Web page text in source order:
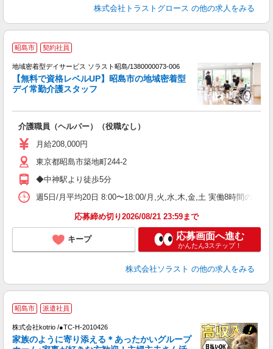
株式会社トラストグロース の他の求人をみる
昭島市 契約社員
地域密着型デイサービス ソラスト昭島/1380000073-006
【無料で資格レベルUP】昭島市の地域密着型
デイ常勤介護スタッフ
介護職員（ヘルパー）（役職なし）
月給208,000円
東京都昭島市築地町244-2
◆中神駅より徒歩5分
週5日/月平均20日 8:00〜18:00/月,火,水,木,金,土 実働8時間のシフ
応募締め切り2026/08/21 23:59まで
キープ 応募画面へ進む
かんたん3ステップ！
株式会社ソラスト の他の求人をみる
昭島市 派遣社員
株式会社kotrio /●TC-H-2010426
家族のように寄り添える＊あったかいグループ